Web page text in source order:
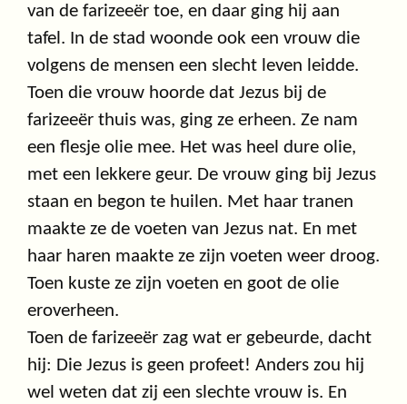
van de farizeeër toe, en daar ging hij aan
tafel. In de stad woonde ook een vrouw die
volgens de mensen een slecht leven leidde.
Toen die vrouw hoorde dat Jezus bij de
farizeeër thuis was, ging ze erheen. Ze nam
een flesje olie mee. Het was heel dure olie,
met een lekkere geur. De vrouw ging bij Jezus
staan en begon te huilen. Met haar tranen
maakte ze de voeten van Jezus nat. En met
haar haren maakte ze zijn voeten weer droog.
Toen kuste ze zijn voeten en goot de olie
eroverheen.
Toen de farizeeër zag wat er gebeurde, dacht
hij: Die Jezus is geen profeet! Anders zou hij
wel weten dat zij een slechte vrouw is. En